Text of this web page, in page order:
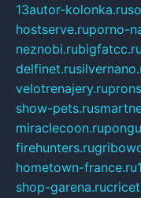
13autor-kolonka.ru
hostserve.ruporno-
neznobi.rubigfatcc.ru
delfinet.ru
velotrenajery.ru
show-pets.ru
miraclecoon.ru
firehunters.ru
hometown-france.ru
shop-garena.ru